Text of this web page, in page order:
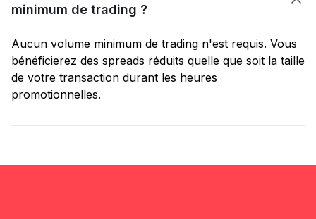
minimum de trading ?
Aucun volume minimum de trading n'est requis. Vous
bénéficierez des spreads réduits quelle que soit la taille
de votre transaction durant les heures
promotionnelles.